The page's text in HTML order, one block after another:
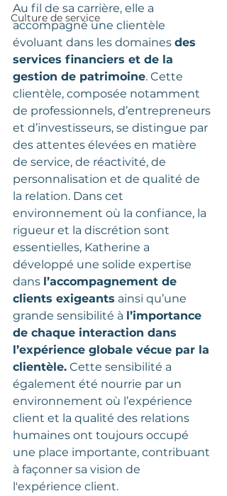
Culture de service
Au fil de sa carrière, elle a
accompagné une clientèle
évoluant dans les domaines des
services financiers et de la
gestion de patrimoine. Cette
clientèle, composée notamment
de professionnels, d’entrepreneurs
et d’investisseurs, se distingue par
des attentes élevées en matière
de service, de réactivité, de
personnalisation et de qualité de
la relation. Dans cet
environnement où la confiance, la
rigueur et la discrétion sont
essentielles, Katherine a
développé une solide expertise
dans l’accompagnement de
clients exigeants ainsi qu’une
grande sensibilité à l’importance
de chaque interaction dans
l’expérience globale vécue par la
clientèle. Cette sensibilité a
également été nourrie par un
environnement où l’expérience
client et la qualité des relations
humaines ont toujours occupé
une place importante, contribuant
à façonner sa vision de
l'expérience client.